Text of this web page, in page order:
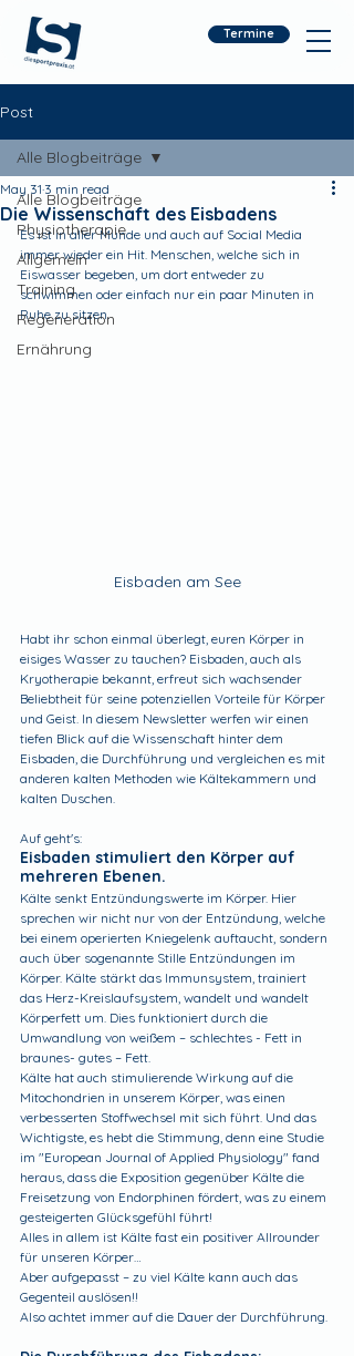
Termine
Post
Alle Blogbeiträge
Physiotherapie
Allgemein
Training
Regeneration
Ernährung
Alle Blogbeiträge
Die Wissenschaft des Eisbadens
May 31 3 min read
Es ist in aller Munde und auch auf Social Media
immer wieder ein Hit. Menschen, welche sich in
Eiswasser begeben, um dort entweder zu
schwimmen oder einfach nur ein paar Minuten in
Ruhe zu sitzen.
Eisbaden am See
Habt ihr schon einmal überlegt, euren Körper in
eisiges Wasser zu tauchen? Eisbaden, auch als
Kryotherapie bekannt, erfreut sich wachsender
Beliebtheit für seine potenziellen Vorteile für Körper
und Geist. In diesem Newsletter werfen wir einen
tiefen Blick auf die Wissenschaft hinter dem
Eisbaden, die Durchführung und vergleichen es mit
anderen kalten Methoden wie Kältekammern und
kalten Duschen.
Auf geht's:
Eisbaden stimuliert den Körper auf
mehreren Ebenen.
Kälte senkt Entzündungswerte im Körper. Hier
sprechen wir nicht nur von der Entzündung, welche
bei einem operierten Kniegelenk auftaucht, sondern
auch über sogenannte Stille Entzündungen im
Körper. Kälte stärkt das Immunsystem, trainiert
das Herz-Kreislaufsystem, wandelt und wandelt
Körperfett um. Dies funktioniert durch die
Umwandlung von weißem – schlechtes - Fett in
braunes- gutes – Fett.
Kälte hat auch stimulierende Wirkung auf die
Mitochondrien in unserem Körper, was einen
verbesserten Stoffwechsel mit sich führt. Und das
Wichtigste, es hebt die Stimmung, denn eine Studie
im "European Journal of Applied Physiology" fand
heraus, dass die Exposition gegenüber Kälte die
Freisetzung von Endorphinen fördert, was zu einem
gesteigerten Glücksgefühl führt!
Alles in allem ist Kälte fast ein positiver Allrounder
für unseren Körper…
Aber aufgepasst – zu viel Kälte kann auch das
Gegenteil auslösen!!
Also achtet immer auf die Dauer der Durchführung.